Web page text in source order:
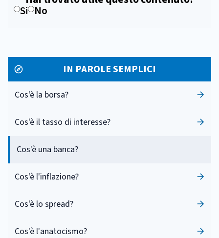
Si No
IN PAROLE SEMPLICI
Cos'è la borsa?
Cos'è il tasso di interesse?
Cos'è una banca?
Cos'è l'inflazione?
Cos'è lo spread?
Cos'è l'anatocismo?